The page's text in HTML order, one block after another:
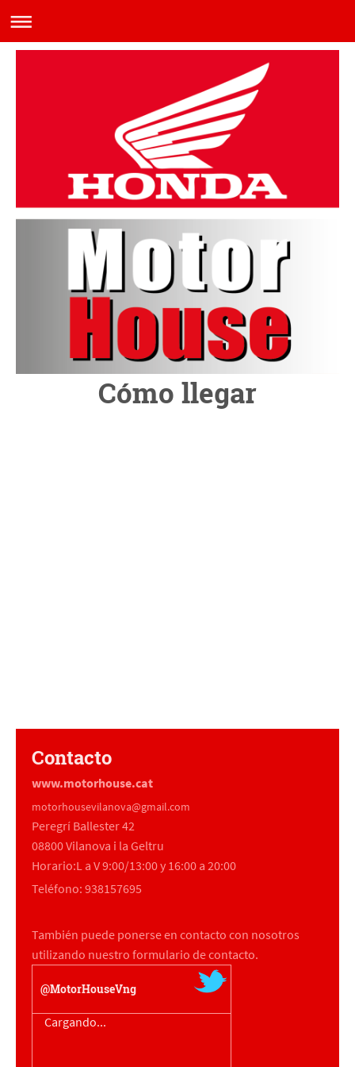
Cómo llegar
Contacto
www.motorhouse.cat
motorhousevilanova@gmail.com
Peregrí Ballester42
08800Vilanova i la Geltru
Horario:L a V 9:00/13:00 y 16:00 a 20:00
Teléfono: 938157695
También puede ponerse en contacto con nosotros
utilizando nuestro formulario de contacto.
@MotorHouseVng
Cargando...